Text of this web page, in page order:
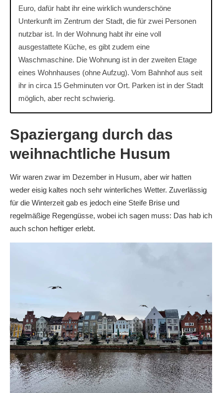
Euro, dafür habt ihr eine wirklich wunderschöne
Unterkunft im Zentrum der Stadt, die für zwei Personen
nutzbar ist. In der Wohnung habt ihr eine voll
ausgestattete Küche, es gibt zudem eine
Waschmaschine. Die Wohnung ist in der zweiten Etage
eines Wohnhauses (ohne Aufzug). Vom Bahnhof aus seit
ihr in circa 15 Gehminuten vor Ort. Parken ist in der Stadt
möglich, aber recht schwierig.
Spaziergang durch das
weihnachtliche Husum
Wir waren zwar im Dezember in Husum, aber wir hatten
weder eisig kaltes noch sehr winterliches Wetter. Zuverlässig
für die Winterzeit gab es jedoch eine Steife Brise und
regelmäßige Regengüsse, wobei ich sagen muss: Das hab ich
auch schon heftiger erlebt.